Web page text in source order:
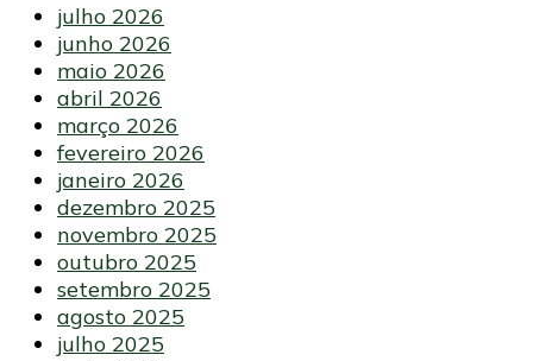
julho 2026
junho 2026
maio 2026
abril 2026
março 2026
fevereiro 2026
janeiro 2026
dezembro 2025
novembro 2025
outubro 2025
setembro 2025
agosto 2025
julho 2025